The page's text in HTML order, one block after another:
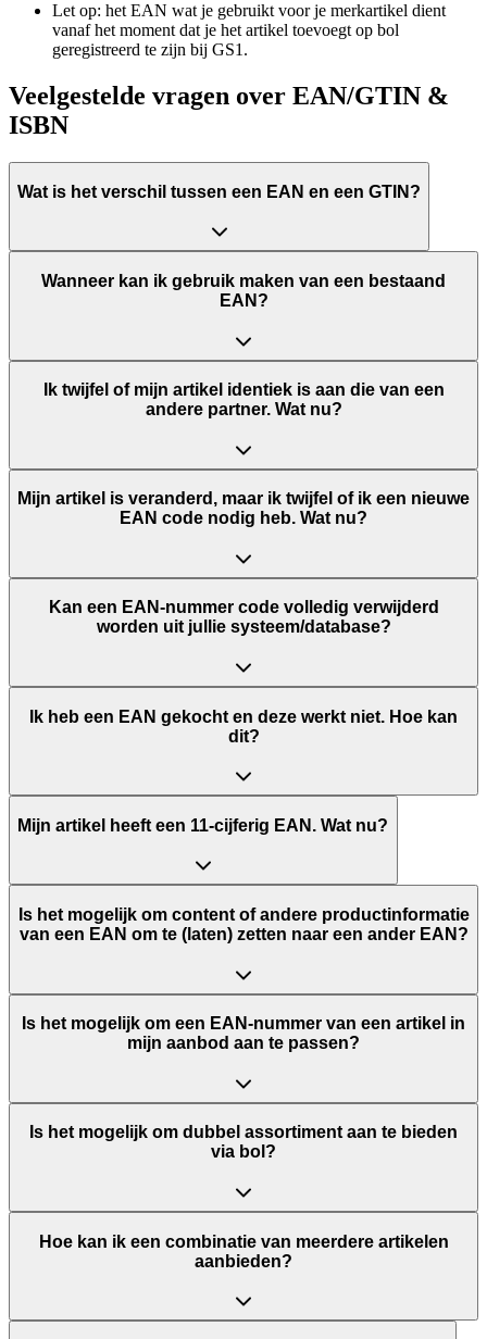
Let op: het EAN wat je gebruikt voor je merkartikel dient
vanaf het moment dat je het artikel toevoegt op bol
geregistreerd te zijn bij GS1.
Veelgestelde vragen over EAN/GTIN &
ISBN
Wat is het verschil tussen een EAN en een GTIN?
Wanneer kan ik gebruik maken van een bestaand
EAN?
Ik twijfel of mijn artikel identiek is aan die van een
andere partner. Wat nu?
Mijn artikel is veranderd, maar ik twijfel of ik een nieuwe
EAN code nodig heb. Wat nu?
Kan een EAN-nummer code volledig verwijderd
worden uit jullie systeem/database?
Ik heb een EAN gekocht en deze werkt niet. Hoe kan
dit?
Mijn artikel heeft een 11-cijferig EAN. Wat nu?
Is het mogelijk om content of andere productinformatie
van een EAN om te (laten) zetten naar een ander EAN?
Is het mogelijk om een EAN-nummer van een artikel in
mijn aanbod aan te passen?
Is het mogelijk om dubbel assortiment aan te bieden
via bol?
Hoe kan ik een combinatie van meerdere artikelen
aanbieden?